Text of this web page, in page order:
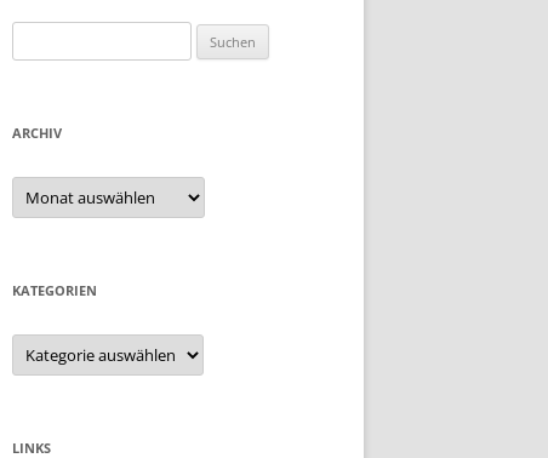
nach:
ARCHIV
Archiv
KATEGORIEN
Kategorien
LINKS